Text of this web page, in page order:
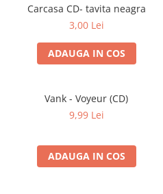
Carcasa CD- tavita neagra
3,00 Lei
ADAUGA IN COS
Vank - Voyeur (CD)
9,99 Lei
ADAUGA IN COS